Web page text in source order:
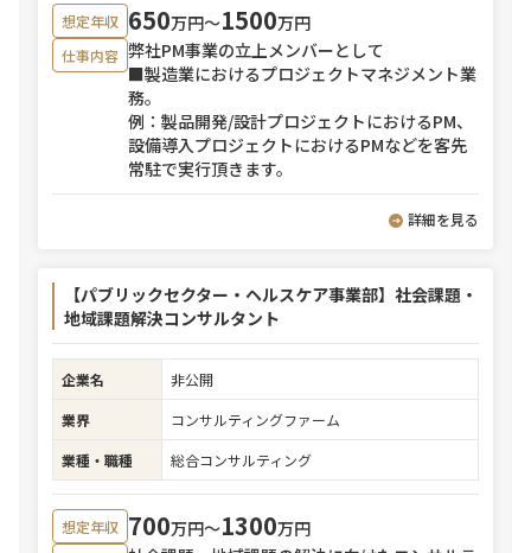
想定年収 650万円〜1500万円
仕事内容 弊社PM事業の立上メンバーとして
■製造業におけるプロジェクトマネジメント業
務。
例：製品開発/設計プロジェクトにおけるPM、
設備導入プロジェクトにおけるPMなどを客先
常駐で実行頂きます。
詳細を見る
【パブリックセクター・ヘルスケア事業部】社会課題・
地域課題解決コンサルタント
企業名
非公開
業界
コンサルティングファーム
業種・職種
総合コンサルティング
想定年収 700万円〜1300万円